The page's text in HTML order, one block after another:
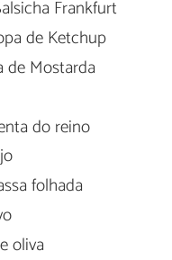
Frankfurt
de Ketchup
de Mostarda
do reino
folhada
oliva